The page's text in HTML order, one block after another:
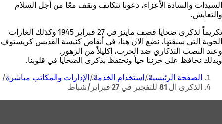
السيدات والسادة الأعزاء، دعونا نتكاتف ونقف معًا من أجل السلام
والتعايش.
تكريماً لذكرى ضحايا قصف ماينز في 27 فبراير 1945 وكذلك الغارات
الجوية التي سبقتها، نضع الآن هنا، في أنقاض كنيسة القديس كريستوف
وعند النصب التذكاري ضد الحرب، إكليلاً من الزهور.
وبذلك نحافظ على حزننا حياً ونحتفظ بذكرى الضحايا في قلوبنا.
أنت
هنا
الصفحة الرئيسية استخدام الخدمة الإدارات والمكاتب مباشرة
الذكرى ال 81 للتفجير في 27 فبراير/شباط